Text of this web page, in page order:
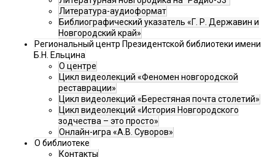
Литература-аудиоформат
Библиографический указатель «Г. Р. Державин и
Новгородский край»
Региональный центр Президентской библиотеки имени
Б.Н. Ельцина
О центре
Цикл видеолекций «Феномен новгородской
реставрации»
Цикл видеолекций «Берестяная почта столетий»
Цикл видеолекций «История Новгородского
зодчества – это просто»
Онлайн-игра «А.В. Суворов»
О библиотеке
Контакты